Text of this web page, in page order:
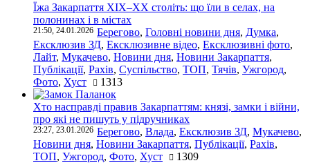
Їжа Закарпаття ХІХ–ХХ століть: що їли в селах, на
полонинах і в містах
21:50, 24.01.2026 Берегово, Головні новини дня, Думка,
Ексклюзив ЗД, Ексклюзивне відео, Ексклюзивні фото,
Лайт, Мукачево, Новини дня, Новини Закарпаття,
Публікації, Рахів, Суспільство, ТОП, Тячів, Ужгород,
Фото, Хуст 1313
Хто насправді правив Закарпаттям: князі, замки і війни,
про які не пишуть у підручниках
23:27, 23.01.2026 Берегово, Влада, Ексклюзив ЗД, Мукачево,
Новини дня, Новини Закарпаття, Публікації, Рахів,
ТОП, Ужгород, Фото, Хуст 1309